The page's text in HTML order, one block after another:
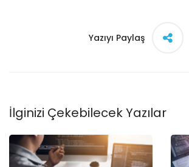
Yazıyı Paylaş
İlginizi Çekebilecek Yazılar